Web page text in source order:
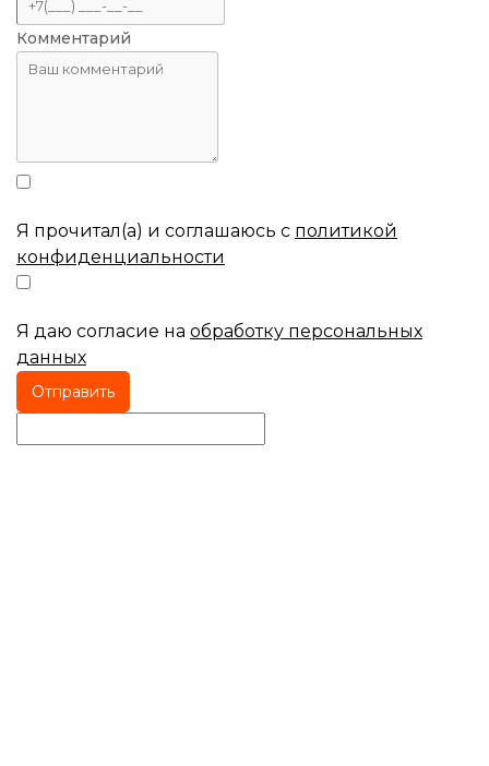
Комментарий
Я прочитал(а) и соглашаюсь с политикой
конфиденциальности
Я даю согласие на обработку персональных
данных
Отправить